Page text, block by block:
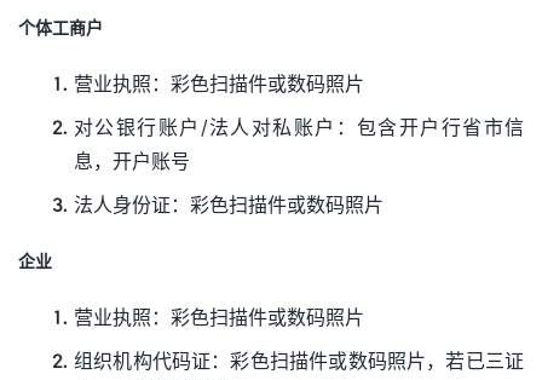
个体工商户
营业执照：彩色扫描件或数码照片
对公银行账户/法人对私账户：包含开户行省市信
息，开户账号
法人身份证：彩色扫描件或数码照片
企业
营业执照：彩色扫描件或数码照片
组织机构代码证：彩色扫描件或数码照片，若已三证